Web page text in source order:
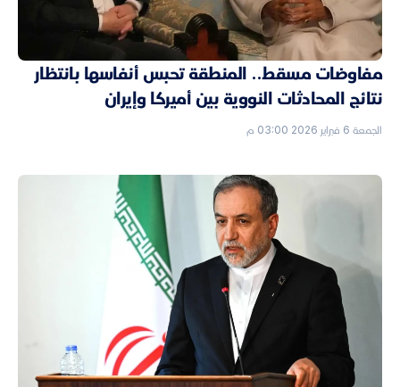
مفاوضات مسقط.. المنطقة تحبس أنفاسها بانتظار
نتائج المحادثات النووية بين أميركا وإيران
الجمعة 6 فبراير 2026 03:00 م